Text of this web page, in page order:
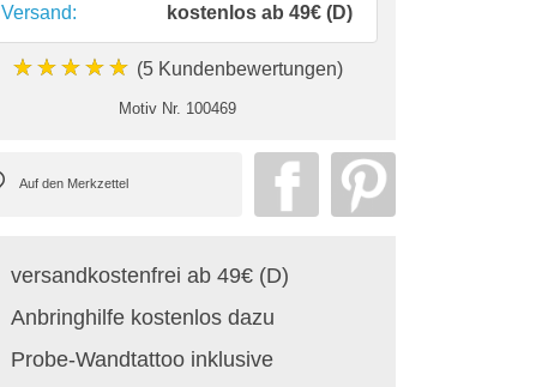
Versand:
kostenlos ab 49€ (D)
★★★★★ (5 Kundenbewertungen)
Motiv Nr. 100469
versandkostenfrei ab 49€ (D)
Anbringhilfe kostenlos dazu
Probe-Wandtattoo inklusive